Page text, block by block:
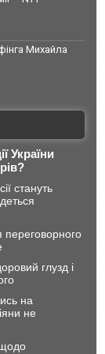
Михайла
України
стануть
переговорного
глузд і
на
не